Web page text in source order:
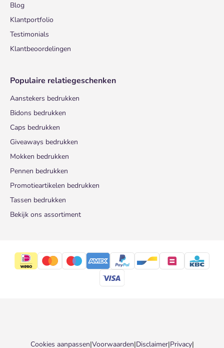
Blog
Klantportfolio
Testimonials
Klantbeoordelingen
Populaire relatiegeschenken
Aanstekers bedrukken
Bidons bedrukken
Caps bedrukken
Giveaways bedrukken
Mokken bedrukken
Pennen bedrukken
Promotieartikelen bedrukken
Tassen bedrukken
Bekijk ons assortiment
Cookies aanpassen|Voorwaarden|Disclaimer|Privacy|